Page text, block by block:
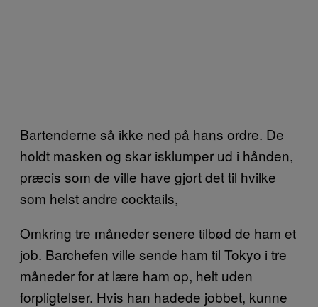
Bartenderne så ikke ned på hans ordre. De
holdt masken og skar isklumper ud i hånden,
præcis som de ville have gjort det til hvilke
som helst andre cocktails,
Omkring tre måneder senere tilbød de ham et
job. Barchefen ville sende ham til Tokyo i tre
måneder for at lære ham op, helt uden
forpligtelser. Hvis han hadede jobbet, kunne